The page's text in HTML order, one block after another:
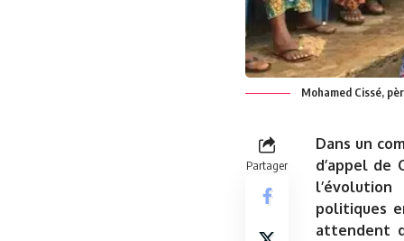
Mohamed Cissé,
Partager
Dans un
d’appel de
politiques
attendent